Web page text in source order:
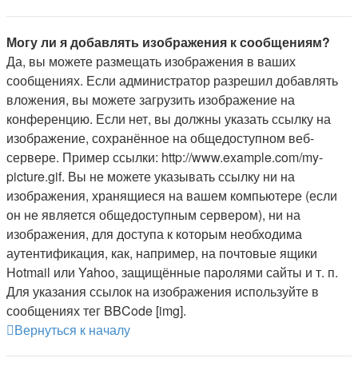
Могу ли я добавлять изображения к сообщениям?
Да, вы можете размещать изображения в ваших
сообщениях. Если администратор разрешил добавлять
вложения, вы можете загрузить изображение на
конференцию. Если нет, вы должны указать ссылку на
изображение, сохранённое на общедоступном веб-
сервере. Пример ссылки: http://www.example.com/my-
picture.gif. Вы не можете указывать ссылку ни на
изображения, хранящиеся на вашем компьютере (если
он не является общедоступным сервером), ни на
изображения, для доступа к которым необходима
аутентификация, как, например, на почтовые ящики
Hotmail или Yahoo, защищённые паролями сайты и т. п.
Для указания ссылок на изображения используйте в
сообщениях тег BBCode [img].
Вернуться к началу